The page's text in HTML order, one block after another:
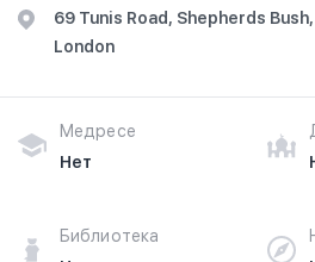
69 Tunis Road, Shepherds
London
Медресе
Нет
Библиотека